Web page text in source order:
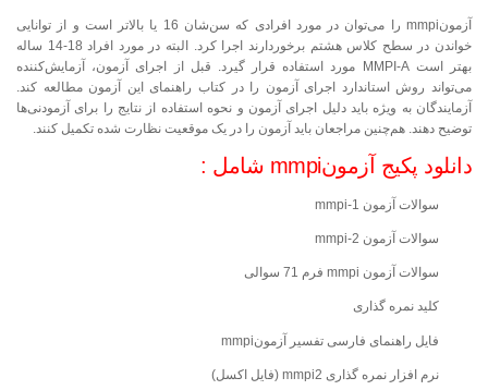
آزمونmmpi را می‌توان در مورد افرادی که سن‌شان 16 یا بالاتر است و از توانایی
خواندن در سطح کلاس هشتم برخوردارند اجرا کرد. البته در مورد افراد 18-14 ساله
بهتر است MMPI-A مورد استفاده قرار گیرد. قبل از اجرای آزمون، آزمایش‌کننده
می‌تواند روش استاندارد اجرای آزمون را در کتاب راهنمای این آزمون مطالعه کند.
آزمایندگان به ویژه باید دلیل اجرای آزمون و نحوه استفاده از نتایج را برای آزمودنی‌ها
توضیح دهند. هم‌چنین مراجعان باید آزمون را در یک موقعیت نظارت شده تکمیل کنند.
دانلود پکیج آزمونmmpi شامل :
سوالات آزمون 1-mmpi
سوالات آزمون 2-mmpi
سوالات آزمون mmpi فرم 71 سوالی
کلید نمره گذاری
فایل راهنمای فارسی تفسیر آزمونmmpi
نرم افزار نمره گذاری mmpi2 (فایل اکسل)